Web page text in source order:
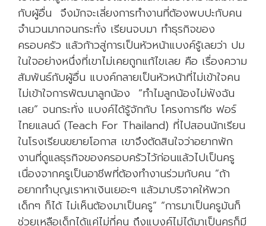
กับผู้อื่น จึงมักจะเลี่ยงการทำงานที่ต้องพบปะกับคน
จำนวนมากจนกระทั่ง เรียนจบมา ทำธุรกิจของ
ครอบครัว แล้วก้าวสู่การเป็นหัวหน้าแบงค์รู้เลยว่า ปม
ในใจอย่างหนึ่งที่เขาไม่เคยถูกแก้ไขเลย คือ เรื่องความ
สัมพันธ์กับผู้อื่น แบงค์กลายเป็นหัวหน้าที่ไม่เข้าใจคน
ไม่เข้าใจการพัฒนาลูกน้อง “ทำไมลูกน้องไม่ฟังฉัน
เลย” จนกระทั่ง แบงค์ได้รู้จักกับ โครงการทีช ฟอร์
ไทยแลนด์ (Teach For Thailand) ที่ไปสอนนักเรียน
ในโรงเรียนขยายโอกาส เขาจึงตัดสินใจว่าอยากพัก
งานที่ดูแลธุรกิจของครอบครัวไว้ก่อนแล้วไปเป็นครู
เนื่องจากครูเป็นอาชีพที่ต้องทำงานร่วมกับคน “ถ้า
อยากทำบุญเราหาเงินเยอะๆ แล้วมาบริจาคให้พวก
เด็กๆ ก็ได้ ไม่เห็นต้องมาเป็นครู” “การมาเป็นครูมันก็
ช่วยเหลือเด็กได้แค่ไม่กี่คน ถึงแบงค์ไม่ได้มาเป็นครูก็มี